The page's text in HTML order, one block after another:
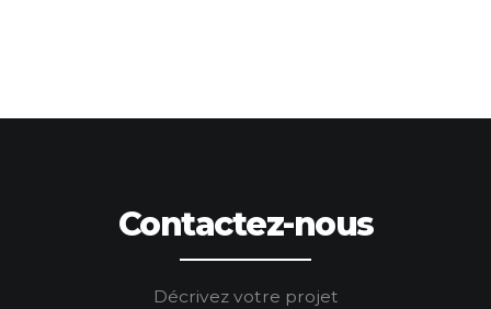
Contactez-nous
Décrivez votre projet